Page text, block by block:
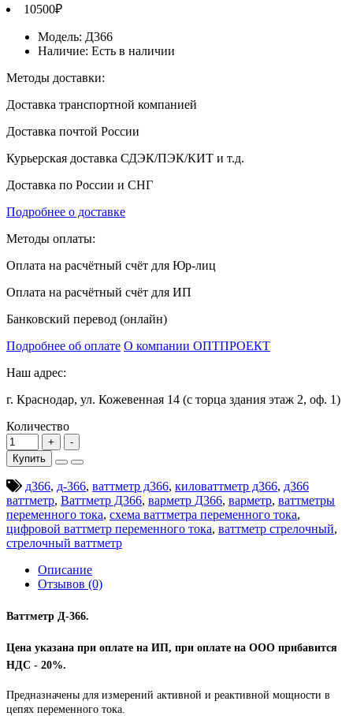
10500₽
Модель: Д366
Наличие: Есть в наличии
Методы доставки:
Доставка транспортной компанией
Доставка почтой России
Курьерская доставка СДЭК/ПЭК/КИТ и т.д.
Доставка по России и СНГ
Подробнее о доставке
Методы оплаты:
Оплата на расчётный счёт для Юр-лиц
Оплата на расчётный счёт для ИП
Банковский перевод (онлайн)
Подробнее об оплате О компании ОПТПРОЕКТ
Наш адрес:
г. Краснодар, ул. Кожевенная 14 (с торца здания этаж 2, оф. 1)
Количество
Купить
д366, д-366, ваттметр д366, киловаттметр д366, д366
ваттметр, Ваттметр Д366, варметр Д366, варметр, ваттметры
переменного тока, схема ваттметра переменного тока,
цифровой ваттметр переменного тока, ваттметр стрелочный,
стрелочный ваттметр
Описание
Отзывов (0)
Ваттметр Д-366.
Цена указана при оплате на ИП, при оплате на ООО прибавится
НДС - 20%.
Предназначены для измерений активной и реактивной мощности в
цепях переменного тока.